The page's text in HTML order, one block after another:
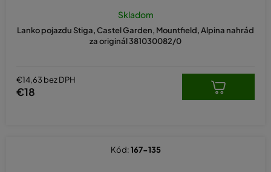
Lanko pojazdu Stiga, Castel Garden, Mountfield, Alpina nahrád
za originál 381030082/0
Skladom
€14,63 bez DPH
€18
Kód:167-135